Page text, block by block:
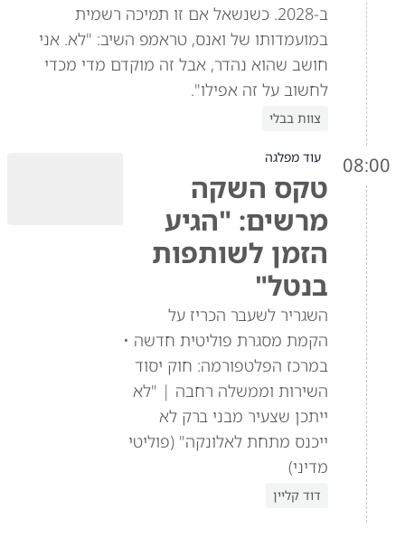
ב-2028. כשנשאל אם זו תמיכה רשמית
במועמדותו של ואנס, טראמפ השיב: "לא. אני
חושב שהוא נהדר, אבל זה מוקדם מדי מכדי
לחשוב על זה אפילו".
צוות בבלי
08:00 עוד מפלגה
טקס השקה
מרשים: "הגיע
הזמן לשותפות
בנטל"
השגריר לשעבר הכריז על
הקמת מסגרת פוליטית חדשה •
במרכז הפלטפורמה: חוק יסוד
השירות וממשלה רחבה | "לא
ייתכן שצעיר מבני ברק לא
ייכנס מתחת לאלונקה" (פוליטי
מדיני)
דוד קליין